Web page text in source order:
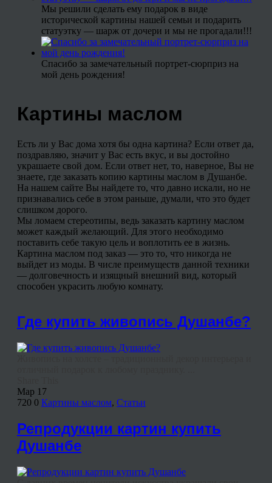
Мы решили сделать ему подарок в виде
исторической картины нашей семьи и подарить
статуэтку — шарж от дочери и мы не прогадали!!!
Спасибо за замечательный портрет-сюрприз на
мой день рождения!
Картины маслом
Есть ли у Вас дома хотя бы одна картина? Если ответ да,
поздравляю, значит у Вас есть вкус, и вы достойно
украшаете свой дом. Если ответ нет, то, наверное, Вы не
знаете, где заказать копию картины маслом в Душанбе.
На нашем сайте Вы найдете то, что давно искали, но не
признавались себе в этом раньше, думали, что это будет
слишком дорого.
Мы ломаем стереотипы, ведь заказать картину маслом
может каждый желающий. Для этого необходимо
поставить себе такую цель и воплотить ее в жизнь.
Картина маслом под заказ — это то, что никогда не
выйдет из моды. В числе преимуществ данной техники
— долговечность и изящный внешний вид, который
способен украсить любую комнату.
Где купить живопись Душанбе?
Мар 17
720 0 Картины маслом, Статьи
Репродукции картин купить
Душанбе